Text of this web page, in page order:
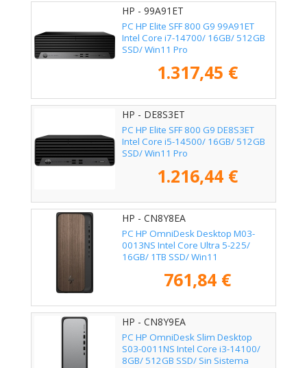
HP - 99A91ET
PC HP Elite SFF 800 G9 99A91ET
Intel Core i7-14700/ 16GB/ 512GB
SSD/ Win11 Pro
1.317,45 €
HP - DE8S3ET
PC HP Elite SFF 800 G9 DE8S3ET
Intel Core i5-14500/ 16GB/ 512GB
SSD/ Win11 Pro
1.216,44 €
HP - CN8Y8EA
PC HP OmniDesk Desktop M03-
0013NS Intel Core Ultra 5-225/
16GB/ 1TB SSD/ Win11
761,84 €
HP - CN8Y9EA
PC HP OmniDesk Slim Desktop
S03-0011NS Intel Core i3-14100/
8GB/ 512GB SSD/ Sin Sistema